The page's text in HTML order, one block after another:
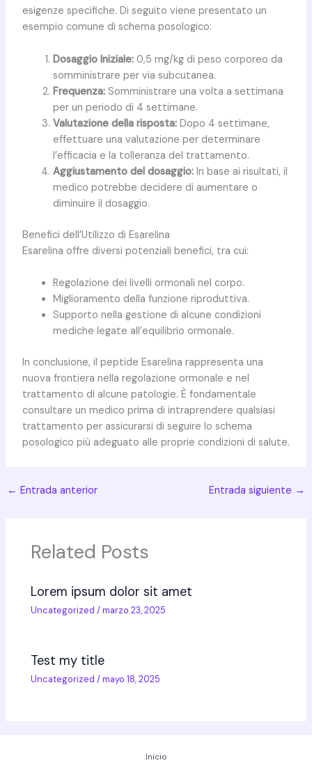
esigenze specifiche. Di seguito viene presentato un
esempio comune di schema posologico:
Dosaggio Iniziale:0,5 mg/kg di peso corporeo da
somministrare per via subcutanea.
Frequenza:Somministrare una volta a settimana
per un periodo di 4 settimane.
Valutazione della risposta:Dopo 4 settimane,
effettuare una valutazione per determinare
l’efficacia e la tolleranza del trattamento.
Aggiustamento del dosaggio:In base ai risultati, il
medico potrebbe decidere di aumentare o
diminuire il dosaggio.
Benefici dell’Utilizzo di Esarelina
Esarelina offre diversi potenziali benefici, tra cui:
Regolazione dei livelli ormonali nel corpo.
Miglioramento della funzione riproduttiva.
Supporto nella gestione di alcune condizioni
mediche legate all’equilibrio ormonale.
In conclusione, il peptide Esarelina rappresenta una
nuova frontiera nella regolazione ormonale e nel
trattamento di alcune patologie. È fondamentale
consultare un medico prima di intraprendere qualsiasi
trattamento per assicurarsi di seguire lo schema
posologico più adeguato alle proprie condizioni di salute.
← Entrada anterior Entrada siguiente →
Related Posts
Lorem ipsum dolor sit amet
Uncategorized /marzo 23, 2025
Test my title
Uncategorized /mayo 18, 2025
Inicio